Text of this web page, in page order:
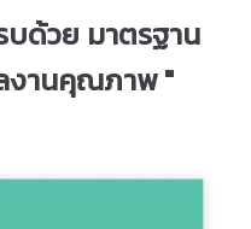
บด้วย มาตรฐาน
งานคุณภาพ "